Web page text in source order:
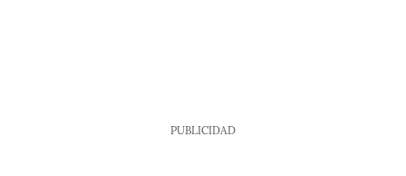
PUBLICIDAD